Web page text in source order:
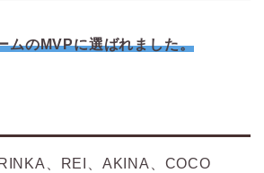
ムのMVPに選ばれました。
、REI、AKINA、COCO